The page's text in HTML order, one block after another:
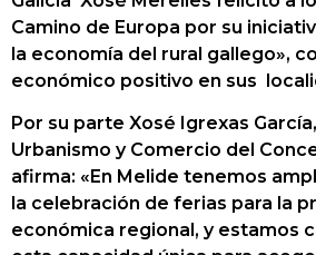
Camino de Europa por su
la economía del rural gallego»,
económico positivo en sus
Por su parte Xosé Igrexas
Urbanismo y Comercio del
afirma: «En Melide tenemos
la celebración de ferias para la
económica regional, y estamos